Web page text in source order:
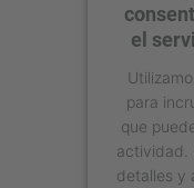
el
para
que
actividad.
detalles y